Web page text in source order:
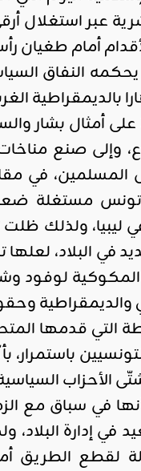
عبر استغلال
أمام طغيان
النفاق
بالديمقراطية
على أمثال بشار
وإلى صنع
في
تونس مستغلة
ليبيا، ولذلك
في البلاد،
المكوكية لوفود
وحقوق
التي قدمها
الأحزاب
أنها في سباق مع
إدارة البلاد،
لقطع الطريق